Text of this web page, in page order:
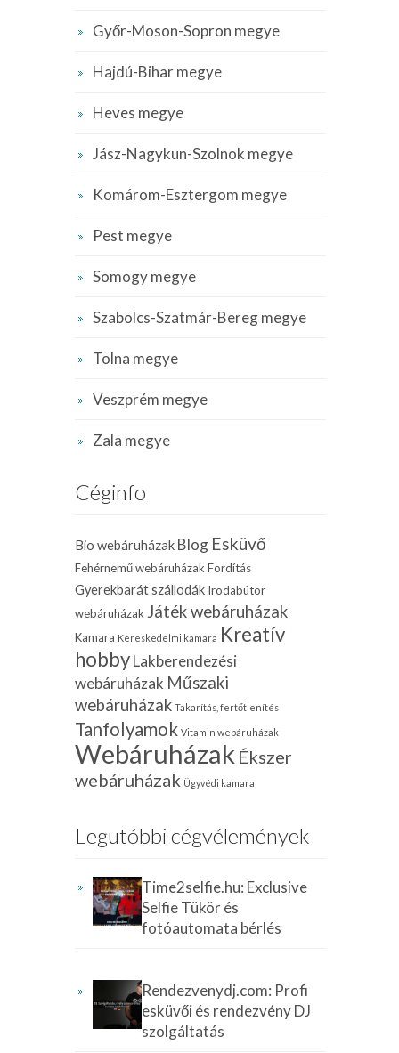
Győr-Moson-Sopron megye
Hajdú-Bihar megye
Heves megye
Jász-Nagykun-Szolnok megye
Komárom-Esztergom megye
Pest megye
Somogy megye
Szabolcs-Szatmár-Bereg megye
Tolna megye
Veszprém megye
Zala megye
Céginfo
Bio webáruházak Blog Esküvő
Fehérnemű webáruházak Fordítás
Gyerekbarát szállodák Irodabútor
webáruházak Játék webáruházak
Kamara Kereskedelmi kamara Kreatív
hobbyLakberendezési
webáruházak Műszaki
webáruházak Takarítás, fertőtlenítés
Tanfolyamok Vitamin webáruházak
Webáruházak Ékszer
webáruházak Ügyvédi kamara
Legutóbbi cégvélemények
Time2selfie.hu: Exclusive
Selfie Tükör és
fotóautomata bérlés
Rendezvenydj.com: Profi
esküvői és rendezvény DJ
szolgáltatás